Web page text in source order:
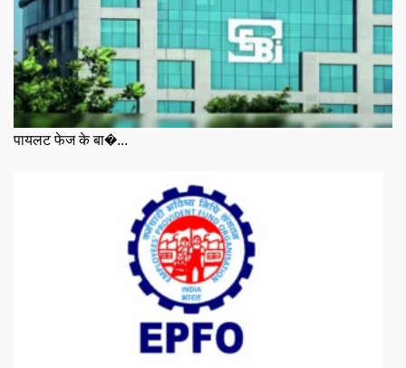
पायलट फेज के बा�...